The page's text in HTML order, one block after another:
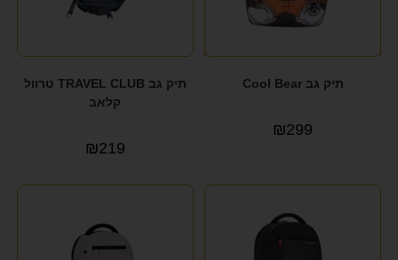
תיק גב Cool Bear
₪299
תיק גב TRAVEL CLUB טרוול
קלאב
₪219